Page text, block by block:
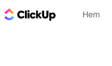
ClickUp-
Hem